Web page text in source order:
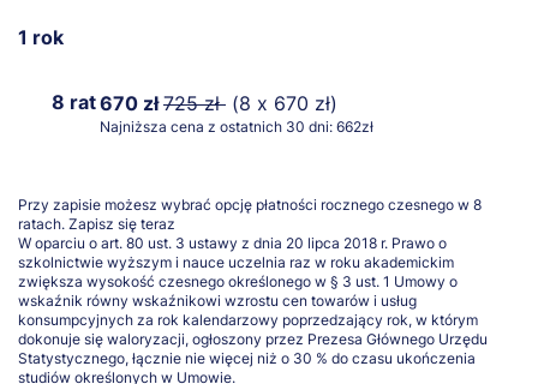
1 rok
8 rat670 zł725 zł (8 x 670 zł)
Najniższa cena z ostatnich 30 dni: 662zł
Przy zapisie możesz wybrać opcję płatności rocznego czesnego w 8
ratach. Zapisz się teraz
W oparciu o art. 80 ust. 3 ustawy z dnia 20 lipca 2018 r. Prawo o
szkolnictwie wyższym i nauce uczelnia raz w roku akademickim
zwiększa wysokość czesnego określonego w § 3 ust. 1 Umowy o
wskaźnik równy wskaźnikowi wzrostu cen towarów i usług
konsumpcyjnych za rok kalendarzowy poprzedzający rok, w którym
dokonuje się waloryzacji, ogłoszony przez Prezesa Głównego Urzędu
Statystycznego, łącznie nie więcej niż o 30 % do czasu ukończenia
studiów określonych w Umowie.